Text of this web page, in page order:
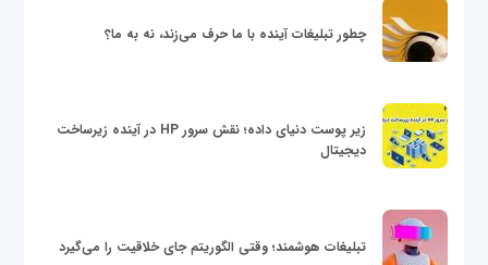
چطور تبلیغات آینده با ما حرف می‌زند، نه به ما؟
زیر پوست دنیای داده؛ نقش سرور HP در آینده زیرساخت
دیجیتال
تبلیغات هوشمند؛ وقتی الگوریتم جای خلاقیت را می‌گیرد